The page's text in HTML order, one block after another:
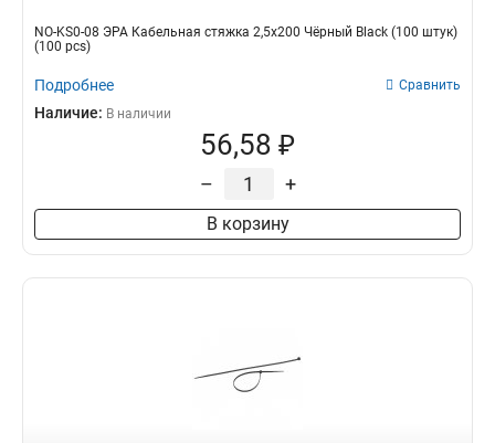
NO-KS0-08 ЭРА Кабельная стяжка 2,5х200 Чёрный Black (100 штук)
(100 pcs)
Подробнее Сравнить
Наличие: В наличии
56,58 ₽
– +
В корзину